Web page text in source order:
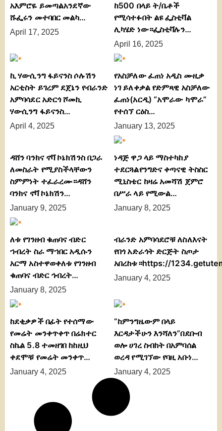
አእምሮዬ ይመጣልአንደኛው
ሹፌሩን መተባበር መልካ…
April 17, 2025
ከ500 በላይ ት/ቤቶች
የሚሳተፉበት ልዩ ፌስቲቫል
ሊካሄድ ነው።ፌስቲቫሉን…
April 16, 2025
ኪ ሃውሲንግ ፋይናንስ ሶሉሽን
አርቲስት ይገረም ደጀኔን የብራንድ
አምባሳደር አድርጎ ሾመኪ
ሃውሲንግ ፋይናንስ…
April 4, 2025
የአስቻለው ፈጠነ አዲስ ሙዚቃ
ነገ ይለቀቃል የድምጻዊ አስቻለው
ፈጠነ(አርዲ) “አሞራው ካሞራ”
የተሰኘ ርዕስ…
January 13, 2025
ዳሸን ባንክና ኖቫ ኮኔክሽንስ በጋራ
ለመስራት የሚያስችላቸውን
ስምምነት ተፈራረሙ።ዳሸን
ባንክና ኖቫ ኮኔክሽን…
January 9, 2025
ነዳጅ ዋጋ ላይ ማስተካከያ
ተደርጓልየንግድና ቀጣናዊ ትስስር
ሚኒስቴር ከዛሬ አመሻሽ ጀምሮ
በሥራ ላይ የሚውል…
January 8, 2025
ለቱ የገንዘብ ቁጠባና ብድር
ኀብረት ስራ ማኀበር አዲሱን
አርማ አስተዋወቀለቱ የገንዘብ
ቁጠባና ብድር ኅብረት…
January 8, 2025
ብራንድ አምባሳደሮቹ ለስለእናት
የበጎ አድራጎት ድርጅት ስጦታ
አበረከቱ።https://
January 4, 2025
ከደቂቃዎች በፊት የተሰማው
የመሬት መንቀጥቀጥ በሬክተር
ስኬል 5.8 ተመዘገበ ከከዚህ
ቀደሞቹ የመሬት መንቀጥ…
January 4, 2025
“ከምንግዜውም በላይ
እርዳታችሁን እንሻለን”በደቡብ
ወሎ ሀገረ ስብከት በአምባሰል
ወረዳ የሚገኘው የባዚ አቡነ…
January 4, 2025